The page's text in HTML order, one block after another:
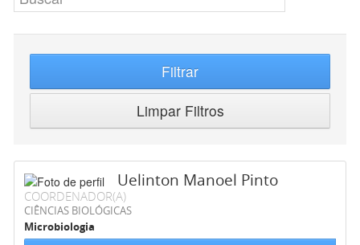
Filtrar
Limpar Filtros
Uelinton Manoel Pinto
COORDENADOR(A)
CIÊNCIAS BIOLÓGICAS
Microbiologia